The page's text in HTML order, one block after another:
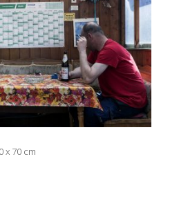
x 70 cm